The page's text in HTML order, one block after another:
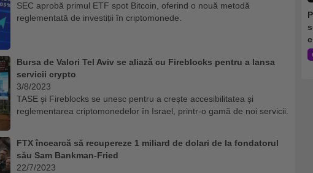
SEC aprobă primul ETF spot Bitcoin, oferind o nouă metodă
reglementată de investiții în criptomonede.
Bursa de Valori Tel Aviv se aliază cu Fireblocks pentru a lansa
servicii crypto
3/8/2023
TASE și Fireblocks se unesc pentru a crește accesibilitatea și
reglementarea criptomonedelor în Israel, printr-o gamă de noi servicii.
FTX încearcă să recupereze 1 miliard de dolari de la fondatorul
său Sam Bankman-Fried
22/7/2023